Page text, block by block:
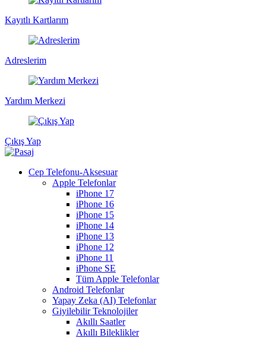
Kayıtlı Kartlarım
Adreslerim
Yardım Merkezi
Çıkış Yap
Cep Telefonu-Aksesuar
Apple Telefonlar
iPhone 17
iPhone 16
iPhone 15
iPhone 14
iPhone 13
iPhone 12
iPhone 11
iPhone SE
Tüm Apple Telefonlar
Android Telefonlar
Yapay Zeka (AI) Telefonlar
Giyilebilir Teknolojiler
Akıllı Saatler
Akıllı Bileklikler